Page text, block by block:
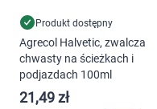
Produkt dostępny
Agrecol Halvetic, zwalcza
chwasty na ścieżkach i
podjazdach 100ml
21,49 zł